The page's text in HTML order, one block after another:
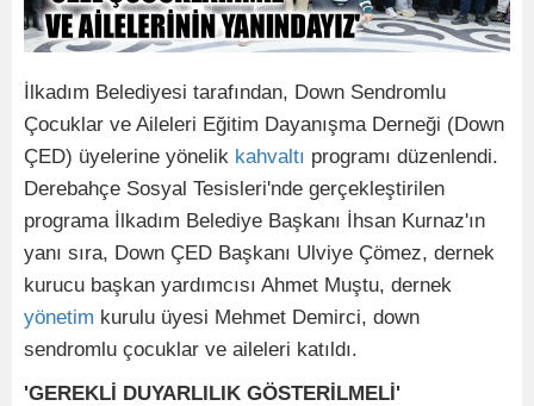
İlkadım Belediyesi tarafından, Down Sendromlu
Çocuklar ve Aileleri Eğitim Dayanışma Derneği (Down
ÇED) üyelerine yönelik kahvaltı programı düzenlendi.
Derebahçe Sosyal Tesisleri'nde gerçekleştirilen
programa İlkadım Belediye Başkanı İhsan Kurnaz'ın
yanı sıra, Down ÇED Başkanı Ulviye Çömez, dernek
kurucu başkan yardımcısı Ahmet Muştu, dernek
yönetim kurulu üyesi Mehmet Demirci, down
sendromlu çocuklar ve aileleri katıldı.
'GEREKLİ DUYARLILIK GÖSTERİLMELİ'